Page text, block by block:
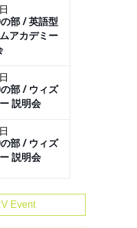
部 / 英語型
アカデミー
部 / ウィズ
説明会
部 / ウィズ
説明会
Event